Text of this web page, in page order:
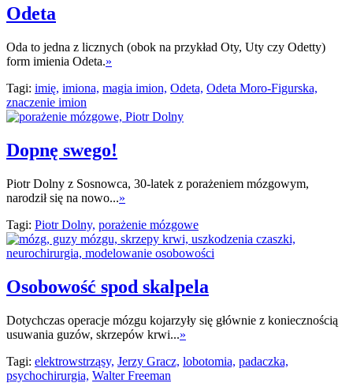
Odeta
Oda to jedna z licznych (obok na przykład Oty, Uty czy Odetty)
form imienia Odeta.»
Tagi: imię, imiona, magia imion, Odeta, Odeta Moro-Figurska,
znaczenie imion
Dopnę swego!
Piotr Dolny z Sosnowca, 30-latek z porażeniem mózgowym,
narodził się na nowo...»
Tagi: Piotr Dolny, porażenie mózgowe
Osobowość spod skalpela
Dotychczas operacje mózgu kojarzyły się głównie z koniecznością
usuwania guzów, skrzepów krwi...»
Tagi: elektrowstrząsy, Jerzy Gracz, lobotomia, padaczka,
psychochirurgia, Walter Freeman